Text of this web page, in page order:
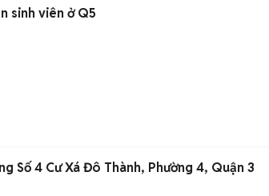
sinh viên ở Q5
Số 4 Cư Xá Đô Thành, Phường 4, Quận 3